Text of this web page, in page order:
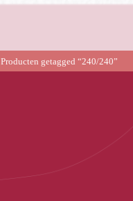
Producten getagged “240/240”